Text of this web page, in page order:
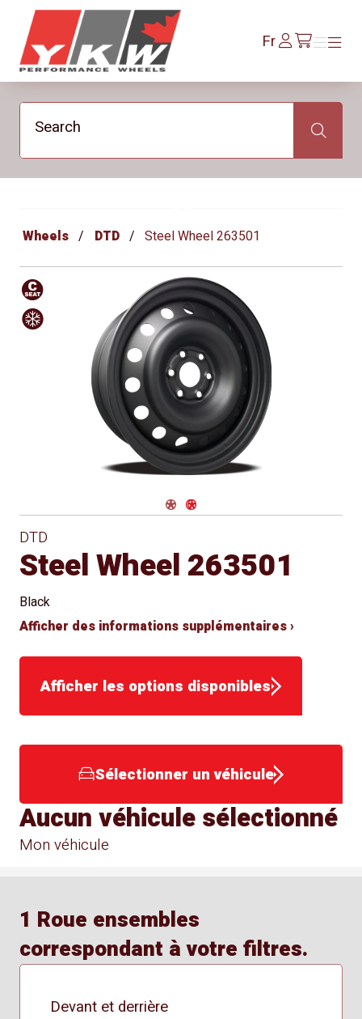
YKW Wheels
FrSe
connecter/fr/cart
Menu
Menu
Search Search
Wheels DTD Steel Wheel 263501
Navigate 1
Navigate 2
DTD
Steel Wheel 263501
Black
Afficher des informations supplémentaires ›
Afficher les options disponibles
Sélectionner un véhicule
Mon véhicule
Aucun véhicule sélectionné
1 Roue ensembles
correspondant à votre filtres.
Devant et derrière